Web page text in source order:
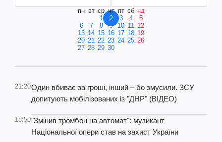
пн вт ср чт пт сб нд
1
2 3 4
5
6
7 8 9 10 11 12
13 14 15 16 17 18 19
20 21 22 23 24 25 26
27 28 29 30
21:20Один вбиває за гроші, інший – бо змусили. ЗСУ
допитують мобілізованих із "ДНР" (ВІДЕО)
18:50"Змінив тромбон на автомат": музикант
Національної опери став на захист України